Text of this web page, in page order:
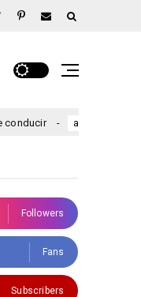
argentina Se lanzó una
Followers
Fans
Subscribers